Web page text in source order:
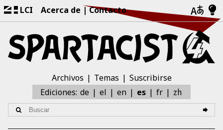
LCI Acerca de Contacto
Archivos Temas
Suscribirse
Ediciones: de el en es fr zh